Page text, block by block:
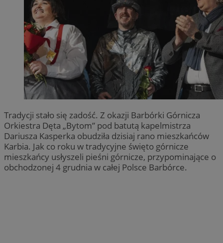
Tradycji stało się zadość. Z okazji Barbórki Górnicza
Orkiestra Dęta „Bytom” pod batutą kapelmistrza
Dariusza Kasperka obudziła dzisiaj rano mieszkańców
Karbia. Jak co roku w tradycyjne święto górnicze
mieszkańcy usłyszeli pieśni górnicze, przypominające o
obchodzonej 4 grudnia w całej Polsce Barbórce.